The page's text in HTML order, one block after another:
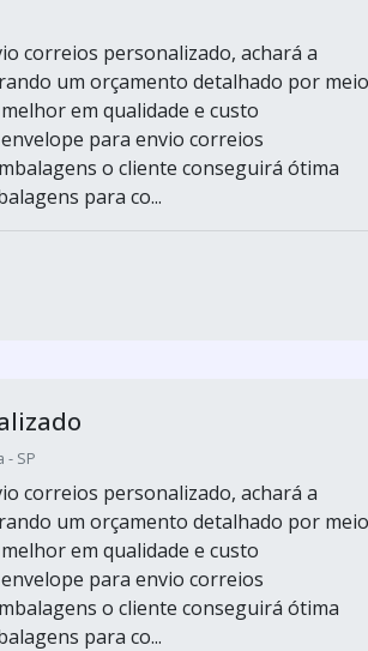
correios personalizado, achará a
um orçamento detalhado por meio
em qualidade e custo
para envio correios
o cliente conseguirá ótima
para co...
- SP
correios personalizado, achará a
um orçamento detalhado por meio
em qualidade e custo
para envio correios
o cliente conseguirá ótima
para co...